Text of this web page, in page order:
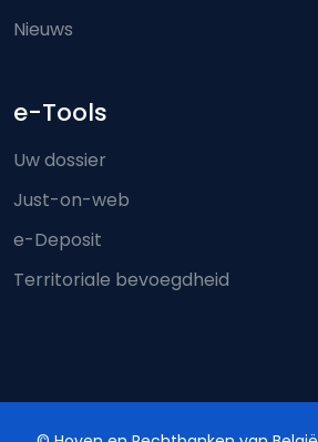
Nieuws
e-Tools
Uw dossier
Just-on-web
e-Deposit
Territoriale bevoegdheid